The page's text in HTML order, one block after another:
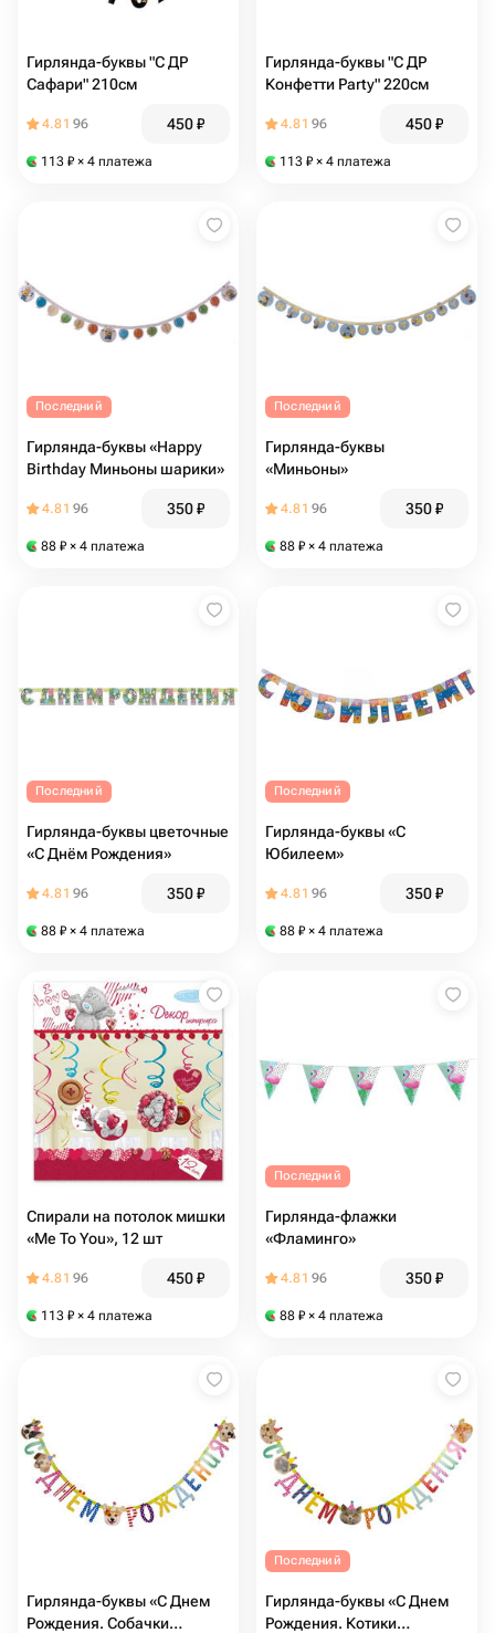
Гирлянда-буквы "С ДР
Сафари" 210см
4.81 96 450₽
113 ₽ × 4 платежа
Гирлянда-буквы "С ДР
Конфетти Party" 220см
4.81 96 450₽
113 ₽ × 4 платежа
Последний
Гирлянда-буквы «Happy
Birthday Миньоны шарики»
4.81 96 350₽
88 ₽ × 4 платежа
Последний
Гирлянда-буквы
«Миньоны»
4.81 96 350₽
88 ₽ × 4 платежа
Последний
Гирлянда-буквы цветочные
«С Днём Рождения»
4.81 96 350₽
88 ₽ × 4 платежа
Последний
Гирлянда-буквы «С
Юбилеем»
4.81 96 350₽
88 ₽ × 4 платежа
Спирали на потолок мишки
«Me To You», 12 шт
4.81 96 450₽
113 ₽ × 4 платежа
Последний
Гирлянда-флажки
«Фламинго»
4.81 96 350₽
88 ₽ × 4 платежа
Гирлянда-буквы «С Днем
Рождения. Собачки
Последний
Гирлянда-буквы «С Днем
Рождения. Котики